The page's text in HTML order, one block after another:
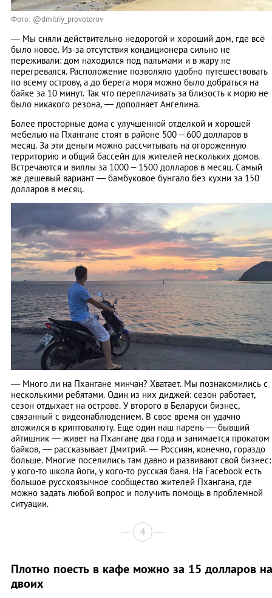
Фото: @dmitriy_provotorov
— Мы сняли действительно недорогой и хороший дом, где всё
было новое. Из-за отсутствия кондиционера сильно не
переживали: дом находился под пальмами и в жару не
перегревался. Расположение позволяло удобно путешествовать
по всему острову, а до берега моря можно было добраться на
байке за 10 минут. Так что переплачивать за близость к морю не
было никакого резона, — дополняет Ангелина.
Более просторные дома с улучшенной отделкой и хорошей
мебелью на Пхангане стоят в районе 500 – 600 долларов в
месяц. За эти деньги можно рассчитывать на огороженную
территорию и общий бассейн для жителей нескольких домов.
Встречаются и виллы за 1000 – 1500 долларов в месяц. Самый
же дешевый вариант — бамбуковое бунгало без кухни за 150
долларов в месяц.
— Много ли на Пхангане минчан? Хватает. Мы познакомились с
несколькими ребятами. Один из них диджей: сезон работает,
сезон отдыхает на острове. У второго в Беларуси бизнес,
связанный с видеонаблюдением. В свое время он удачно
вложился в криптовалюту. Еще один наш парень — бывший
айтишник — живет на Пхангане два года и занимается прокатом
байков, — рассказывает Дмитрий. — Россиян, конечно, гораздо
больше. Многие поселились там давно и развивают свой бизнес:
у кого-то школа йоги, у кого-то русская баня. На Facebook есть
большое русскоязычное сообщество жителей Пхангана, где
можно задать любой вопрос и получить помощь в проблемной
ситуации.
4
Плотно поесть в кафе можно за 15 долларов на
двоих